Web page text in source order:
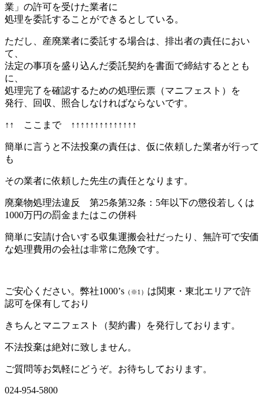
業」の許可を受けた業者に
処理を委託することができるとしている。
ただし、産廃業者に委託する場合は、排出者の責任におい
て、
法定の事項を盛り込んだ委託契約を書面で締結するととも
に、
処理完了を確認するための処理伝票（マニフェスト）を
発行、回収、照合しなければならないです。
↑↑ ここまで ↑↑↑↑↑↑↑↑↑↑↑↑↑↑
簡単に言うと不法投棄の責任は、仮に依頼した業者が行って
も
その業者に依頼した先生の責任となります。
廃棄物処理法違反 第25条第32条：5年以下の懲役若しくは
1000万円の罰金またはこの併科
簡単に安請け合いする収集運搬会社だったり、無許可で安価
な処理費用の会社は非常に危険です。
ご安心ください。弊社1000’s （※1） は関東・東北エリアで許
認可を保有しており
きちんとマニフェスト（契約書）を発行しております。
不法投棄は絶対に致しません。
ご質問等お気軽にどうぞ。お待ちしております。
024-954-5800